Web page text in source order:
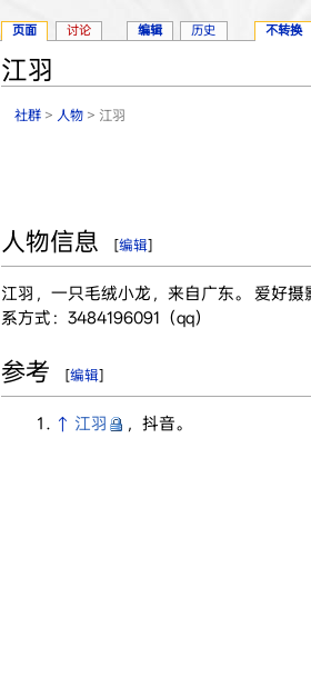
江羽
社群 > 人物 > 江羽
人物信息 [编辑]
江羽，一只毛绒小龙，来自广东。 爱好
系方式：3484196091（qq）
参考 [编辑]
↑ 江羽 ，抖音。
页面 讨论 编辑 历史 不转换